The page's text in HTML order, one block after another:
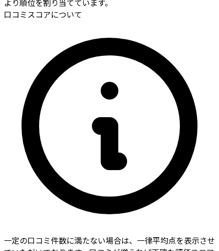
口コミスコアについて
一定の口コミ件数に満たない場合は、一律平均点を表示させ